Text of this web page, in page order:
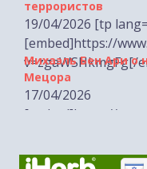
[embed]https://
v=zgaWSHkmgFg[/
Михаэль Бен Ари о
Мецора
17/04/2026
[embed]https://
v=hG3rvfpfa_Q[/